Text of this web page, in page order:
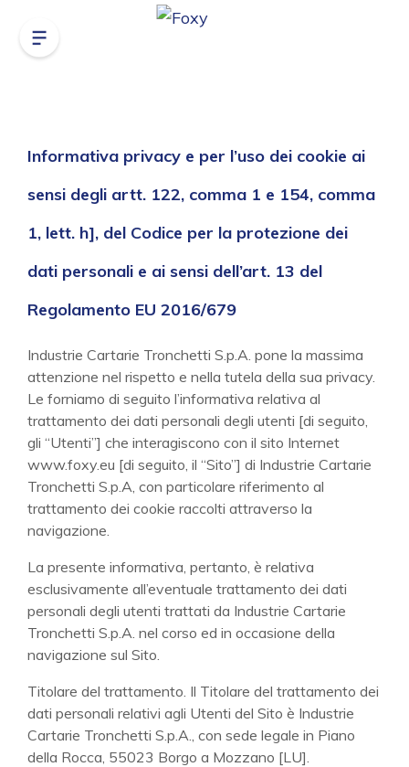
Informativa privacy e per l’uso dei cookie ai
sensi degli artt. 122, comma 1 e 154, comma
1, lett. h], del Codice per la protezione dei
dati personali e ai sensi dell’art. 13 del
Regolamento EU 2016/679
Industrie Cartarie Tronchetti S.p.A. pone la massima
attenzione nel rispetto e nella tutela della sua privacy.
Le forniamo di seguito l’informativa relativa al
trattamento dei dati personali degli utenti [di seguito,
gli “Utenti”] che interagiscono con il sito Internet
www.foxy.eu [di seguito, il “Sito”] di Industrie Cartarie
Tronchetti S.p.A, con particolare riferimento al
trattamento dei cookie raccolti attraverso la
navigazione.
La presente informativa, pertanto, è relativa
esclusivamente all’eventuale trattamento dei dati
personali degli utenti trattati da Industrie Cartarie
Tronchetti S.p.A. nel corso ed in occasione della
navigazione sul Sito.
Titolare del trattamento. Il Titolare del trattamento dei
dati personali relativi agli Utenti del Sito è Industrie
Cartarie Tronchetti S.p.A., con sede legale in Piano
della Rocca, 55023 Borgo a Mozzano [LU].